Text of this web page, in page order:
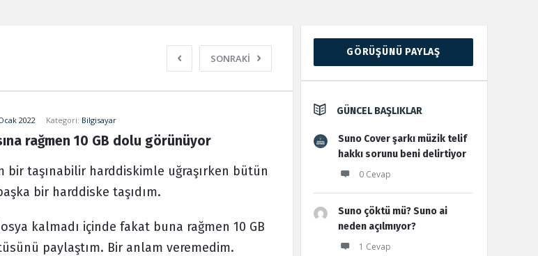
SONRAKİ
2022 Kategori: Bilgisayar
rağmen 10 GB dolu görünüyor
bir taşınabilir harddiskimle uğraşırken bütün
bir harddiske taşıdım.
kalmadı içinde fakat buna rağmen 10 GB
paylaştım. Bir anlam veremedim.
Sidebar
GÖRÜŞÜNÜ PAYLAŞ
GÜNCEL BAŞLIKLAR
Suno Cover şarkı müzik telif
hakkı sorunu beni delirtiyor
0 Cevap
Suno çöktü mü? Suno ai
neden açılmıyor?
1 Cevap